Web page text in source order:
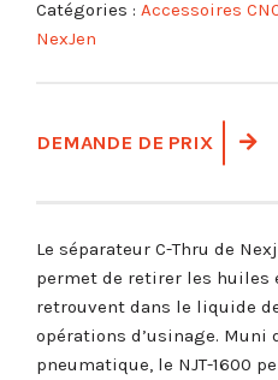
Catégories : Accessoires
NexJen
DEMANDE DE PRIX
Le séparateur C-Thru de
permet de retirer les
retrouvent dans le liquide
opérations d’usinage. Muni
pneumatique, le NJT-1600